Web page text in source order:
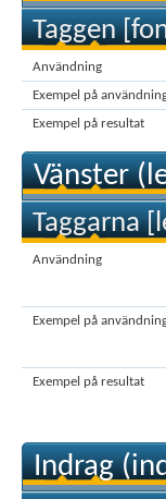
Taggen
Användning
Exempel på
Exempel på resultat
Vänster
Taggarna
Användning
Exempel på
Exempel på resultat
Indrag